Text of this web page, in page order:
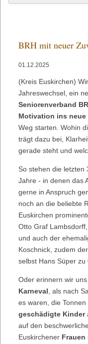
BRH mit neuer
01.12.2025
(Kreis Euskirchen)
Jahreswechsel, ein
Seniorenverband
Motivation ins neue
Weg starten. Wohin
trägt dazu bei,
gerade steht und
So stehen die letzten
Jahre - in denen das
gerne in Anspruch
noch an die beliebte
Euskirchen
Otto Graf
und auch der
Koschnick, zudem
selbst Hans Süper zu
Oder erinnern wir
Karneval , als nach
es waren, die Tonnen
geschädigte Kinder
auf den
Euskirchener Frauen